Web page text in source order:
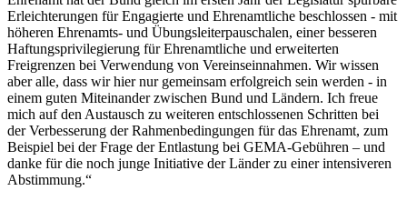
Erleichterungen für Engagierte und Ehrenamtliche beschlossen - mit
höheren Ehrenamts- und Übungsleiterpauschalen, einer besseren
Haftungs­privilegierung für Ehrenamtliche und erweiterten
Freigrenzen bei Verwendung von Vereinseinnahmen. Wir wissen
aber alle, dass wir hier nur gemeinsam erfolgreich sein werden - in
einem guten Miteinander zwischen Bund und Ländern. Ich freue
mich auf den Austausch zu weiteren entschlossenen Schritten bei
der Verbesserung der Rahmenbedingungen für das Ehrenamt, zum
Beispiel bei der Frage der Entlastung bei GEMA-Gebühren – und
danke für die noch junge Initiative der Länder zu einer intensiveren
Abstimmung.“